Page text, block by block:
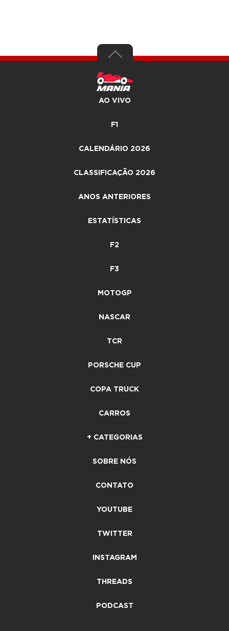
AO VIVO
F1
CALENDÁRIO 2026
CLASSIFICAÇÃO 2026
ANOS ANTERIORES
ESTATÍSTICAS
F2
F3
MOTOGP
NASCAR
TCR
PORSCHE CUP
COPA TRUCK
CARROS
+ CATEGORIAS
SOBRE NÓS
CONTATO
YOUTUBE
TWITTER
INSTAGRAM
THREADS
PODCAST